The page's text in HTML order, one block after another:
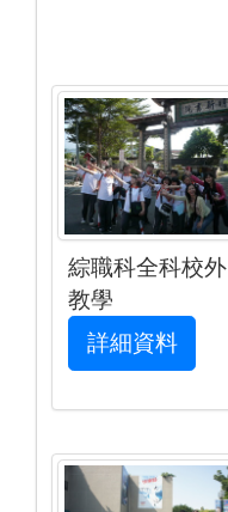
綜職科全科校外
教學
詳細資料